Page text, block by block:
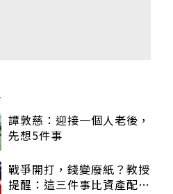
譚敦慈：迎接一個人老後，
先想5件事
戰爭開打，錢變廢紙？教授
提醒：這三件事比資產配置